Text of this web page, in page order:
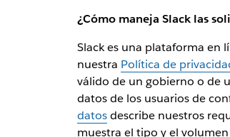
¿Cómo maneja Slack las
Slack es una plataforma en
nuestra Política de
válido de un gobierno o de
datos de los usuarios de
datosdescribe nuestros
muestra el tipo y el